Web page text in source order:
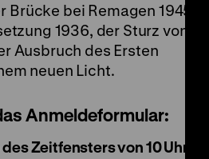
bei Remagen 1945,
1936, der Sturz von
Ausbruch des Ersten
neuen Licht.
Anmeldeformular:
Zeitfensters von 10 Uhr